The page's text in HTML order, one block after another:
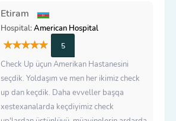
Etiram
Hospital:American Hospital
5
Check Up üçun Amerikan Hastanesini
seçdik. Yoldaşım ve men her ikimiz check
up dan keçdik. Daha evveller başqa
xestexanalarda keçdiyimiz check